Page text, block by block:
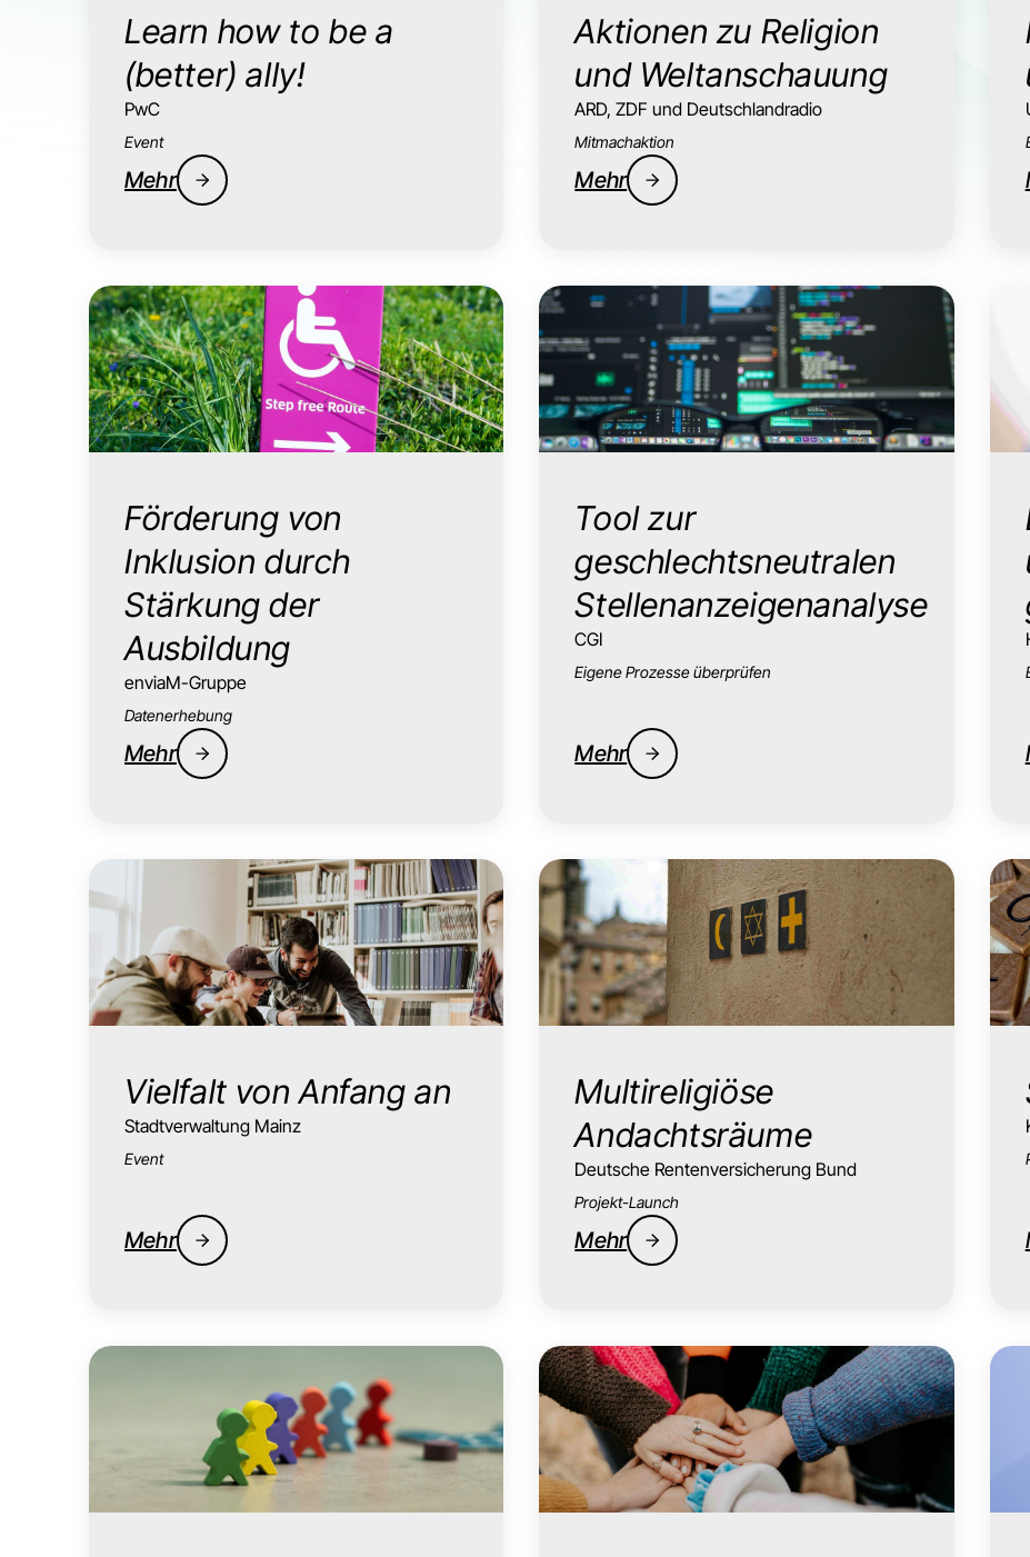
Learn how to be a
(better) ally!
PwC
Event
Mehr
Aktionen zu Religion
und Weltanschauung
ARD, ZDF und Deutschlandradio
Mitmachaktion
Mehr
Förderung von
Inklusion durch
Stärkung der
Ausbildung
enviaM-Gruppe
Datenerhebung
Mehr
Tool zur
geschlechtsneutralen
Stellenanzeigenanalyse
CGI
Eigene Prozesse überprüfen
Mehr
Vielfalt von Anfang an
Stadtverwaltung Mainz
Event
Mehr
Multireligiöse
Andachtsräume
Deutsche Rentenversicherung Bund
Projekt-Launch
Mehr